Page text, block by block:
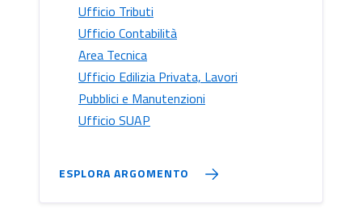
Ufficio Tributi
Ufficio Contabilità
Area Tecnica
Ufficio Edilizia Privata, Lavori
Pubblici e Manutenzioni
Ufficio SUAP
ESPLORA ARGOMENTO